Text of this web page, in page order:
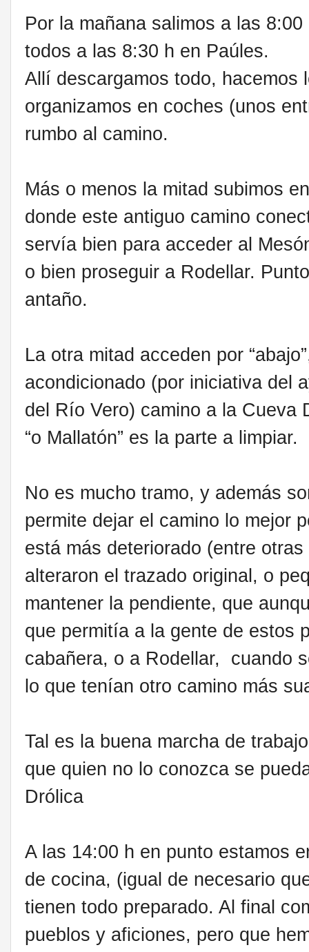
Por la mañana salimos a las
todos a las 8:30 h en Paúles.
Allí descargamos todo, hacemos
organizamos en coches (unos
rumbo al camino.
Más o menos la mitad subimos
donde este antiguo camino
servía bien para acceder al
o bien proseguir a Rodellar.
antaño.
La otra mitad acceden por
acondicionado (por iniciativa del
del Río Vero) camino a la Cueva
“o Mallatón” es la parte a limpiar.
No es mucho tramo, y además
permite dejar el camino lo mejor
está más deteriorado (entre
alteraron el trazado original, o
mantener la pendiente, que
que permitía a la gente de estos
cabañera, o a Rodellar, cuando
lo que tenían otro camino más
Tal es la buena marcha de
que quien no lo conozca se
Drólica
A las 14:00 h en punto estamos
de cocina, (igual de necesario
tienen todo preparado. Al final
pueblos y aficiones, pero que